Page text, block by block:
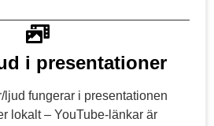
i presentationer
ljud fungerar i presentationen
lokalt – YouTube-länkar är